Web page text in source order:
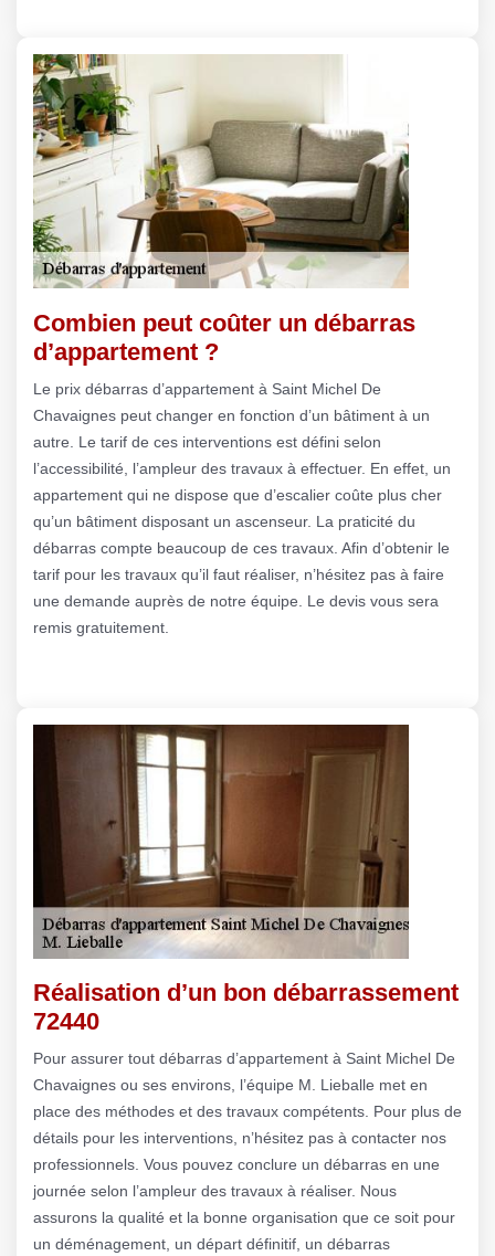
Combien peut coûter un débarras
d’appartement ?
Le prix débarras d’appartement à Saint Michel De
Chavaignes peut changer en fonction d’un bâtiment à un
autre. Le tarif de ces interventions est défini selon
l’accessibilité, l’ampleur des travaux à effectuer. En effet, un
appartement qui ne dispose que d’escalier coûte plus cher
qu’un bâtiment disposant un ascenseur. La praticité du
débarras compte beaucoup de ces travaux. Afin d’obtenir le
tarif pour les travaux qu’il faut réaliser, n’hésitez pas à faire
une demande auprès de notre équipe. Le devis vous sera
remis gratuitement.
Réalisation d’un bon débarrassement
72440
Pour assurer tout débarras d’appartement à Saint Michel De
Chavaignes ou ses environs, l’équipe M. Lieballe met en
place des méthodes et des travaux compétents. Pour plus de
détails pour les interventions, n’hésitez pas à contacter nos
professionnels. Vous pouvez conclure un débarras en une
journée selon l’ampleur des travaux à réaliser. Nous
assurons la qualité et la bonne organisation que ce soit pour
un déménagement, un départ définitif, un débarras